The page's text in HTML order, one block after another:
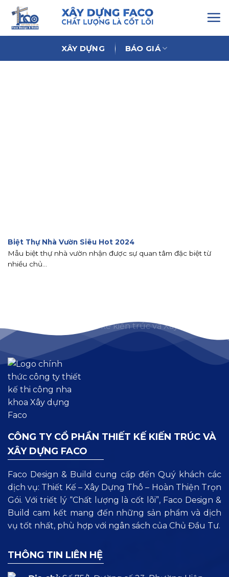
Chuyển
đến
nội
XÂY DỰNG BÁO GIÁ
Biệt Thự Nhà Vườn Siêu Hot 2024
Mẫu biệt thự nhà vườn nhận được sự quan tâm đặc biệt từ
nhiều chủ...
CÔNG TY CỔ PHẦN THIẾT KẾ KIẾN TRÚC VÀ
XÂY DỰNG FACO
Faco Design & Build cung cấp đến Quý khách các
dịch vụ: Thiết Kế – Xây Dựng Thô – Hoàn Thiện Trọn
Gói. Với triết lý “Chất lượng là cốt lõi”, Faco Design &
Build cam kết mang đến những sản phẩm và dịch
vụ tốt nhất, phù hợp với ngân sách của Chủ Đầu Tư.
THÔNG TIN LIÊN HỆ